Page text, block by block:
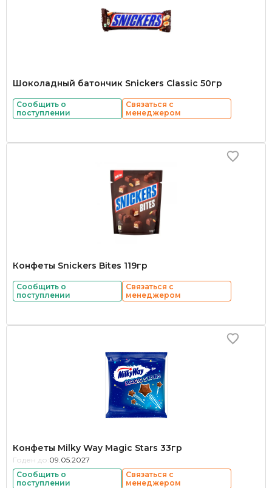
Шоколадный батончик Snickers Classic 50гр
Сообщить о
поступлении
Связаться с
менеджером
Конфеты Snickers Bites 119гр
Сообщить о
поступлении
Связаться с
менеджером
Конфеты Milky Way Magic Stars 33гр
Годен до: 09.05.2027
Сообщить о
поступлении
Связаться с
менеджером